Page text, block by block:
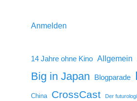
Anmelden
14 Jahre ohne Kino Allgemein
Big in Japan Blogparade
China CrossCast Der